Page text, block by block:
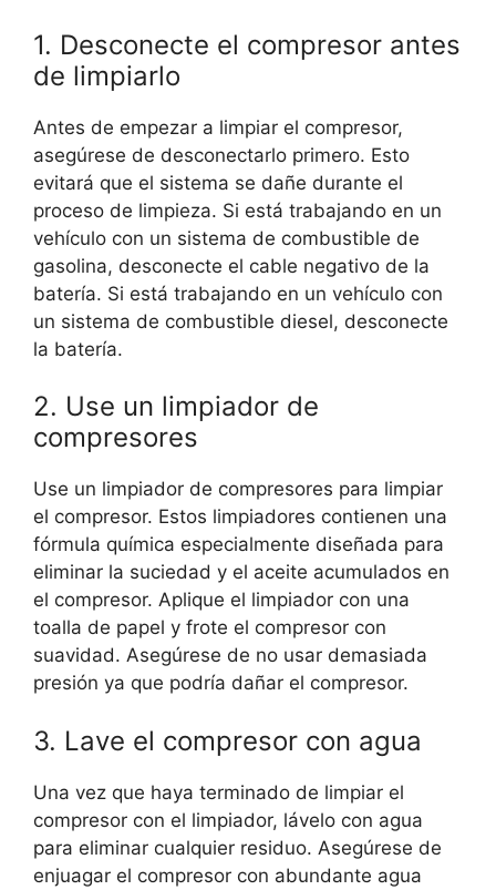
1. Desconecte el compresor antes
de limpiarlo
Antes de empezar a limpiar el compresor,
asegúrese de desconectarlo primero. Esto
evitará que el sistema se dañe durante el
proceso de limpieza. Si está trabajando en un
vehículo con un sistema de combustible de
gasolina, desconecte el cable negativo de la
batería. Si está trabajando en un vehículo con
un sistema de combustible diesel, desconecte
la batería.
2. Use un limpiador de
compresores
Use un limpiador de compresores para limpiar
el compresor. Estos limpiadores contienen una
fórmula química especialmente diseñada para
eliminar la suciedad y el aceite acumulados en
el compresor. Aplique el limpiador con una
toalla de papel y frote el compresor con
suavidad. Asegúrese de no usar demasiada
presión ya que podría dañar el compresor.
3. Lave el compresor con agua
Una vez que haya terminado de limpiar el
compresor con el limpiador, lávelo con agua
para eliminar cualquier residuo. Asegúrese de
enjuagar el compresor con abundante agua